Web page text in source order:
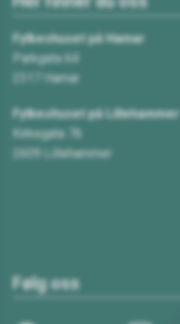
Fylkeshuset på Hamar
Parkgata 64
2317 Hamar
Fylkeshuset på Lillehammer
Kirkegata 76
2609 Lillehammer
Følg oss